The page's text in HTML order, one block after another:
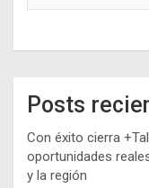
Posts
Con éxito cierra
oportunidades
y la región